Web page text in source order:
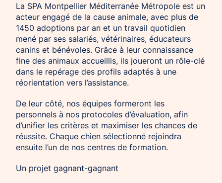
La SPA Montpellier Méditerranée Métropole est un
acteur engagé de la cause animale, avec plus de
1450 adoptions par an et un travail quotidien
mené par ses salariés, vétérinaires, éducateurs
canins et bénévoles. Grâce à leur connaissance
fine des animaux accueillis, ils joueront un rôle-clé
dans le repérage des profils adaptés à une
réorientation vers l’assistance.
De leur côté, nos équipes formeront les
personnels à nos protocoles d’évaluation, afin
d’unifier les critères et maximiser les chances de
réussite. Chaque chien sélectionné rejoindra
ensuite l’un de nos centres de formation.
Un projet gagnant-gagnant